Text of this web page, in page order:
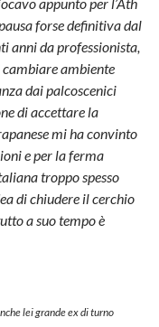
forse definitiva dal
anni da professionista,
cambiare ambiente
dai palcoscenici
di accettare la
mi ha convinto
e per la ferma
troppo spesso
di chiudere il cerchio
a suo tempo è
lei grande ex di turno